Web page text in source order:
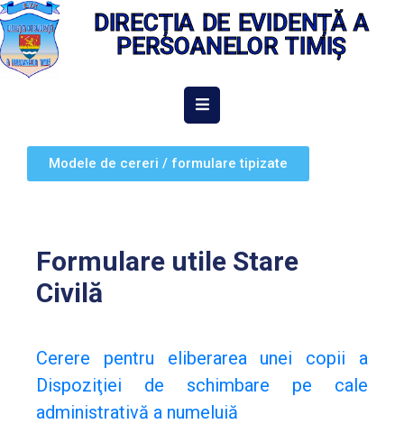
DIRECȚIA DE EVIDENȚĂ A
PERSOANELOR TIMIȘ
DESPRE
NOI
INTERES
PUBLIC
EVIDENȚA
PERSOANELOR
Modele de cereri / formulare tipizate
Formulare utile Stare
Civilă
Cerere pentru eliberarea unei copii a
Dispoziţiei de schimbare pe cale
administrativă a numeluiă